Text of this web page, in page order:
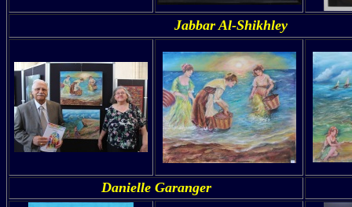
Jabbar Al-Shikhley
Danielle Garanger